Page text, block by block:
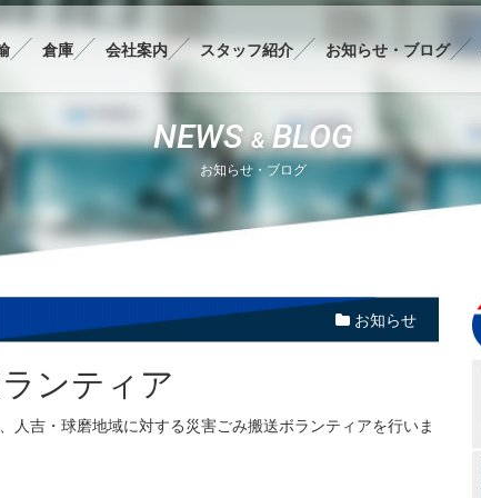
倉庫 会社案内 スタッフ紹介 お知らせ・ブログ
NEWS&BLOG
お知らせ・ブログ
お知らせ
ンティア
人吉・球磨地域に対する災害ごみ搬送ボランティアを行いま